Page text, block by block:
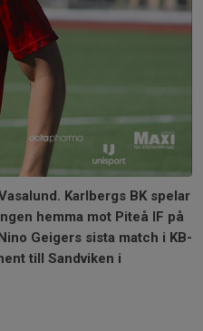
Karlbergs BK spelar
hemma mot Piteå IF på
Geigers sista match i KB-
till Sandviken i